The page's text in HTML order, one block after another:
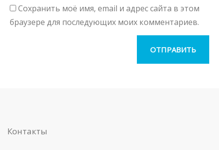
Сохранить моё имя, email и адрес сайта в этом
браузере для последующих моих комментариев.
Контакты